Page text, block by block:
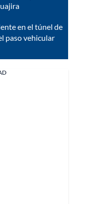
en el túnel de
paso vehicular